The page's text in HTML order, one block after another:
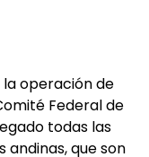
operación de
Federal de
todas las
andinas, que son